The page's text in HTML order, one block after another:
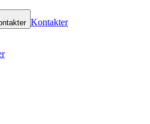
Kontakter